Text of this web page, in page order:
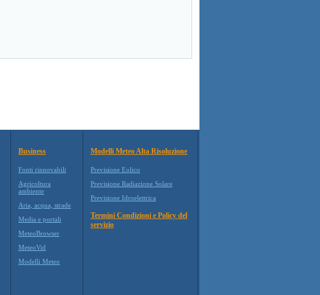
Business
Fonti rinnovabili
Agricoltura
ambiente
Aria, acqua, strade
Media e portali
MeteoBrowser
MeteoVid
Modelli Meteo
Modelli Meteo Alta Risoluzione
Previsione Eolico
Previsione Radiazione Solare
Previsione Idroelettrica
Termini Condizioni e Policy del
servizio